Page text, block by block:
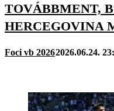
TOVÁBBMENT,
HERCEGOVINA
Foci vb 20262026.06.24.